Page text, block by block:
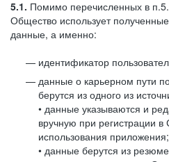
5.1. Помимо перечисленных в
Общество использует
данные, а именно:
идентификатор
данные о карьерном пути
берутся из одного из
• данные указываются и
вручную при регистрации в
использования приложения;
• данные берутся из